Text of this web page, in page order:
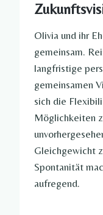
Olivia und ihr
gemeinsam.
langfristige
gemeinsamen
sich die
Möglichkeiten
Gleichgewicht
Spontanität
aufregend.